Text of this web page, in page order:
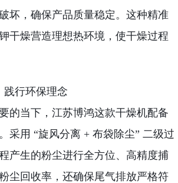
坏，确保产品质量稳定。这种精准
干燥营造理想热环境，使干燥过程
践行环保理念
的当下，江苏博鸿这款干燥机配备
采用 “旋风分离 + 布袋除尘” 二级过
产生的粉尘进行全方位、高精度捕
尘回收率，还确保尾气排放严格符